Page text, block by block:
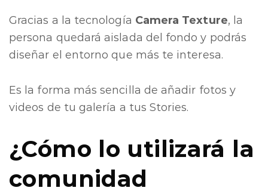
Gracias a la tecnología Camera Texture, la
persona quedará aislada del fondo y podrás
diseñar el entorno que más te interesa.
Es la forma más sencilla de añadir fotos y
videos de tu galería a tus Stories.
¿Cómo lo utilizará la
comunidad